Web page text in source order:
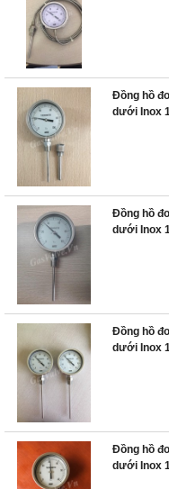
Đồng hồ
dưới Inox
Đồng hồ
dưới Inox
Đồng hồ
dưới Inox
Đồng hồ
dưới Inox